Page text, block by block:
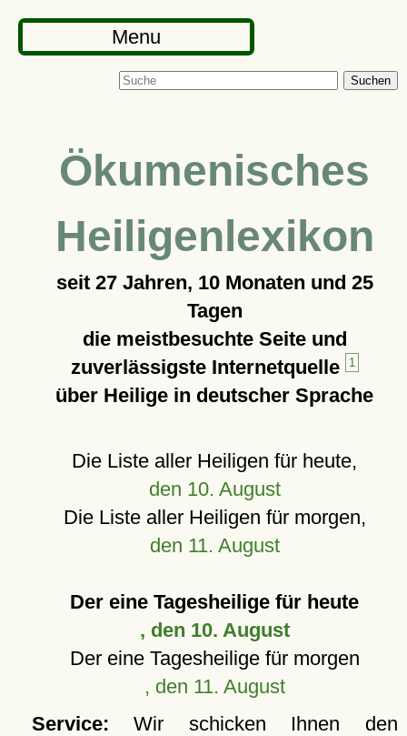
Menu
Suchen
Ökumenisches
Heiligenlexikon
seit 27 Jahren, 10 Monaten und 25
Tagen
die meistbesuchte Seite und
zuverlässigste Internetquelle
1
über Heilige in deutscher Sprache
Die Liste aller Heiligen für heute,
den 10. August
Die Liste aller Heiligen für morgen,
den 11. August
Der eine Tagesheilige für heute
, den 10. August
Der eine Tagesheilige für morgen
, den 11. August
Service: Wir schicken Ihnen den